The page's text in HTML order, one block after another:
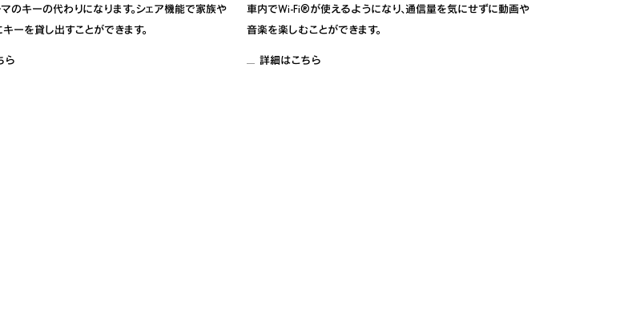
のキーの代わりになります。シェア機能で家族や
ーを貸し出すことができます。
ら
車内でWi-Fi®が使えるようになり、通信量を気にせずに動画や
音楽を楽しむことができます。
詳細はこちら